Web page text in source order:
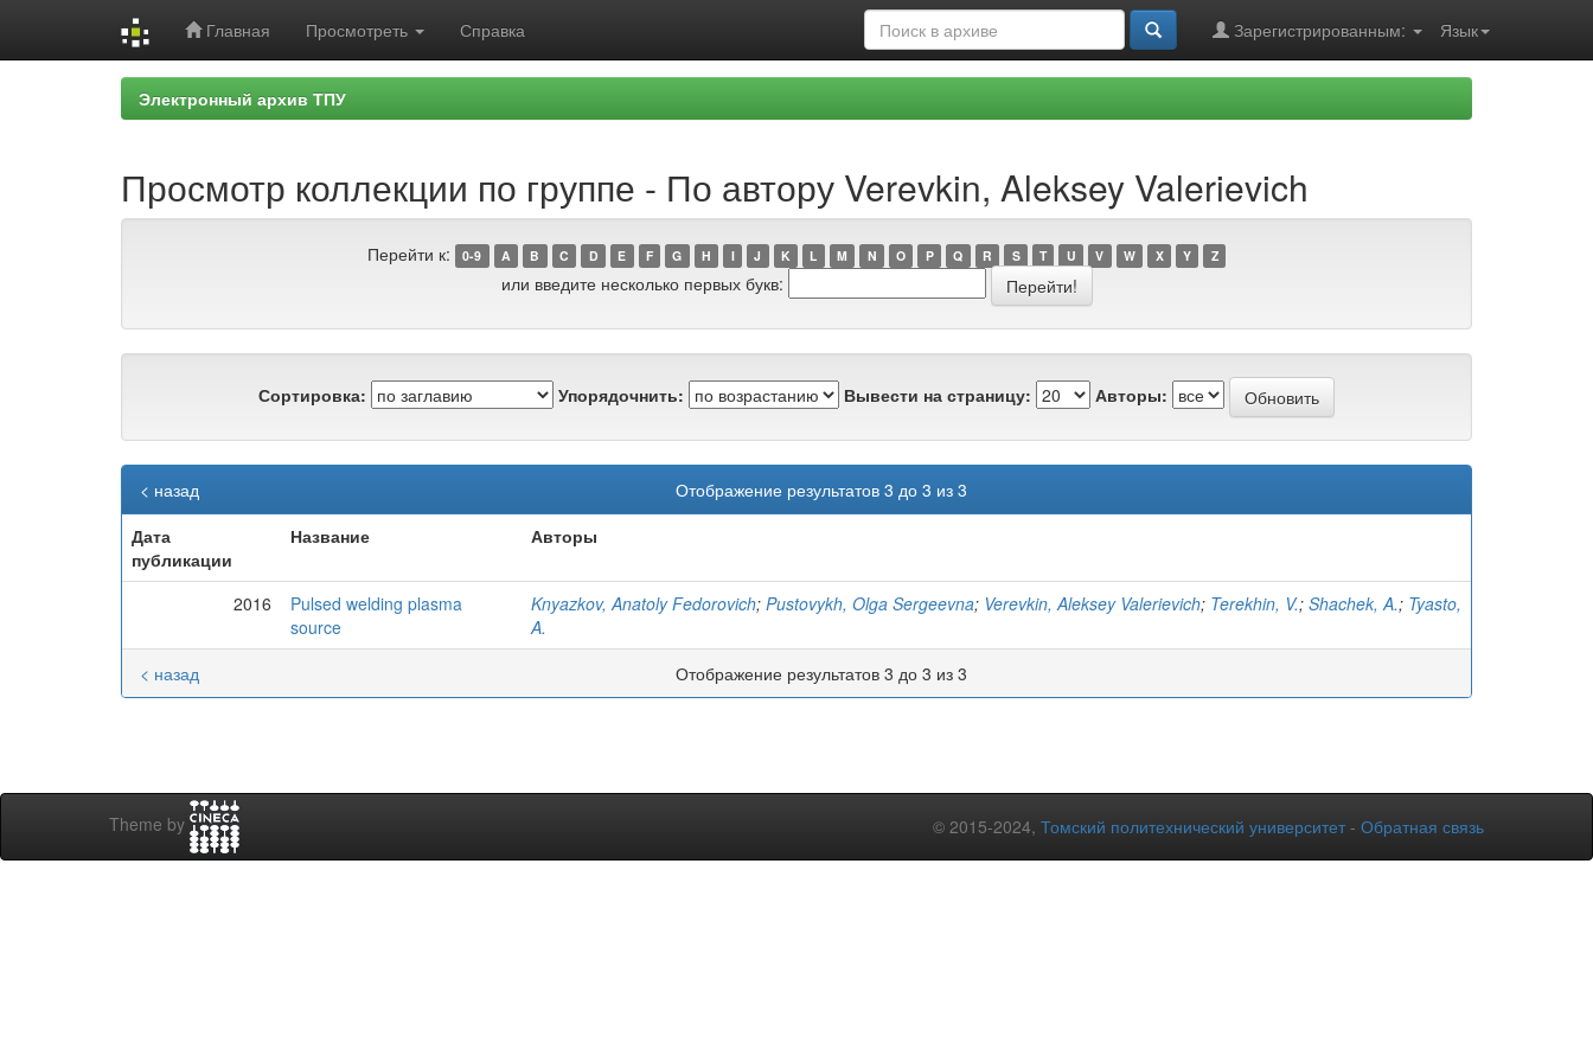
Главная Просмотреть Справка Язык
Зарегистрированным:
Электронный архив ТПУ
Просмотр коллекции по группе - По автору Verevkin, Aleksey Valerievich
Перейти к: 0-9 A B C D E F G H I J K L M N O P Q R S T U V W X Y Z
или введите несколько первых букв:
Сортировка: Упорядочнить: Вывести на страницу: Авторы:
Отображение результатов 3 до 3 из 3
< назад
Дата
публикации
Название Авторы
2016
Pulsed welding plasma
source
Knyazkov, Anatoly Fedorovich; Pustovykh, Olga Sergeevna; Verevkin, Aleksey Valerievich; Terekhin, V.; Shachek, A.; Tyasto,
A.
Отображение результатов 3 до 3 из 3
< назад
Theme by © 2015-2024, Томский политехнический университет - Обратная связь